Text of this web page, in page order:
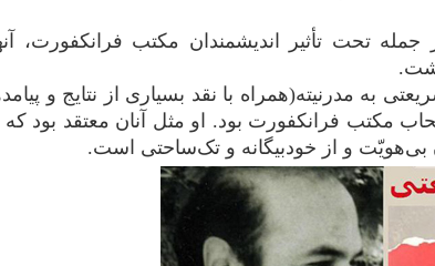
تحت تأثیر اندیشمندان مکتب فرانکفورت،
به مدرنیته(همراه با نقد بسیاری از نتایج و
مکتب فرانکفورت بود. او مثل آنان معتقد بود
بی‌هویّت و از خودبیگانه و تک‌ساحتی است.